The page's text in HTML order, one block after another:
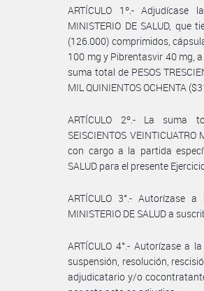
ARTÍCULO 1º.-
MINISTERIO DE SALUD, que
(126.000) comprimidos,
100 mg y Pibrentasvir 40 mg,
suma total de PESOS
MIL QUINIENTOS OCHENTA
ARTÍCULO 2º.- La suma
SEISCIENTOS
con cargo a la partida
SALUD para el presente
ARTÍCULO 3°.- Autorízase a
MINISTERIO DE SALUD a
ARTÍCULO 4°.- Autorízase a
suspensión, resolución,
adjudicatario y/o